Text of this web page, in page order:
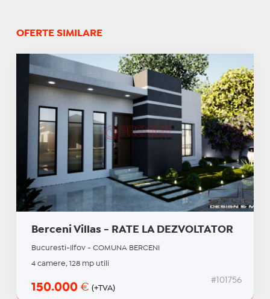
OFERTE SIMILARE
Berceni Villas - RATE LA DEZVOLTATOR
Bucuresti-Ilfov - COMUNA BERCENI
4 camere, 128 mp utili
150.000 € (+TVA)
#101756